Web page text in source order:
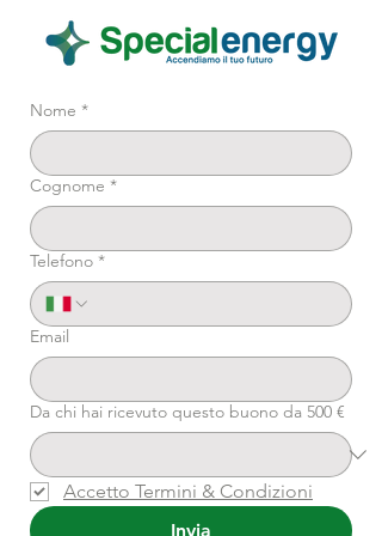
Nome *
Cognome *
Telefono *
Email
Da chi hai ricevuto questo buono da 500 €
Accetto Termini & Condizioni
Invia